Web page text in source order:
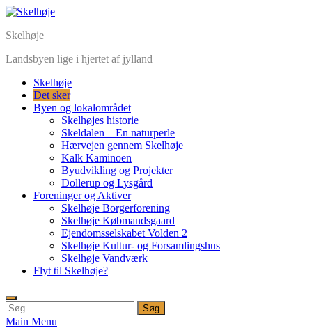
Skip
content
Skelhøje
Landsbyen lige i hjertet af jylland
Skelhøje
Det sker
Byen og lokalområdet
Skelhøjes historie
Skeldalen – En naturperle
Hærvejen gennem Skelhøje
Kalk Kaminoen
Byudvikling og Projekter
Dollerup og Lysgård
Foreninger og Aktiver
Skelhøje Borgerforening
Skelhøje Købmandsgaard
Ejendomsselskabet Volden 2
Skelhøje Kultur- og Forsamlingshus
Skelhøje Vandværk
Flyt til Skelhøje?
Søg
efter:
Main Menu